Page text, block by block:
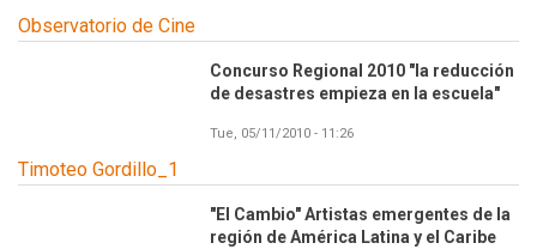
Observatorio de Cine
Concurso Regional 2010 "la reducción
de desastres empieza en la escuela"
Tue, 05/11/2010 - 11:26
Timoteo Gordillo_1
"El Cambio" Artistas emergentes de la
región de América Latina y el Caribe